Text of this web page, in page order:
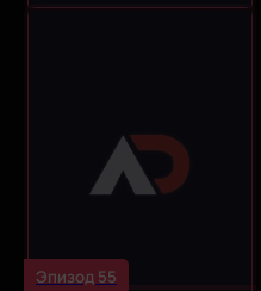
Эпизод 55